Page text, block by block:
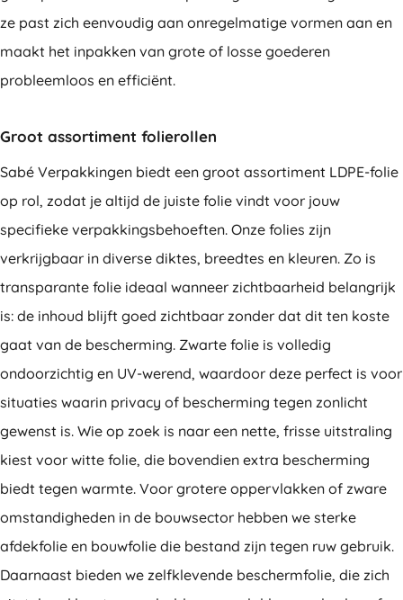
ze past zich eenvoudig aan onregelmatige vormen aan en
maakt het inpakken van grote of losse goederen
probleemloos en efficiënt.
Groot assortiment folierollen
Sabé Verpakkingen biedt een groot assortiment LDPE-folie
op rol, zodat je altijd de juiste folie vindt voor jouw
specifieke verpakkingsbehoeften. Onze folies zijn
verkrijgbaar in diverse diktes, breedtes en kleuren. Zo is
transparante folie ideaal wanneer zichtbaarheid belangrijk
is: de inhoud blijft goed zichtbaar zonder dat dit ten koste
gaat van de bescherming. Zwarte folie is volledig
ondoorzichtig en UV-werend, waardoor deze perfect is voor
situaties waarin privacy of bescherming tegen zonlicht
gewenst is. Wie op zoek is naar een nette, frisse uitstraling
kiest voor witte folie, die bovendien extra bescherming
biedt tegen warmte. Voor grotere oppervlakken of zware
omstandigheden in de bouwsector hebben we sterke
afdekfolie en bouwfolie die bestand zijn tegen ruw gebruik.
Daarnaast bieden we zelfklevende beschermfolie, die zich